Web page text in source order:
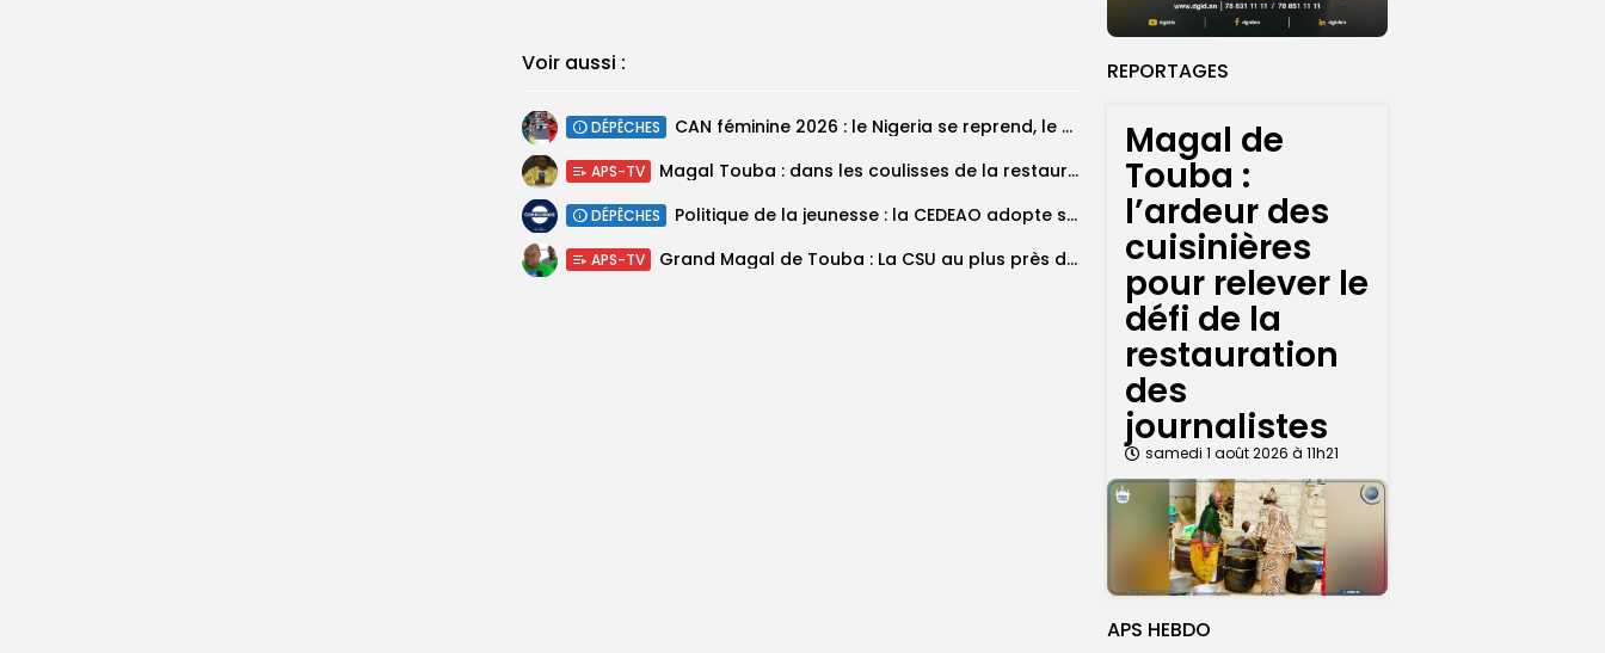
REPORTAGES
Magal de
Touba :
l’ardeur des
cuisinières
pour relever le
défi de la
restauration
des
journalistes
samedi 1 août 2026 à 11h21
APS HEBDO
Voir aussi :
DÉPÊCHES ‎CAN féminine 2026 : le Nigeria se reprend, le Malawi surprend encore...
APS-TV Magal Touba : dans les coulisses de la restauration de la presse...
DÉPÊCHES Politique de la jeunesse : la CEDEAO adopte son plan d’actions stratégiques...
APS-TV Grand Magal de Touba : La CSU au plus près des pèlerins